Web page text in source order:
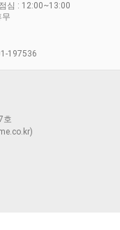
심 : 12:00~13:00
197536
호